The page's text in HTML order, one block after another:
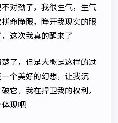
对劲了，我很生气，生气
命睁眼，睁开我现实的眼
这次我真的醒来了
了，但是大概是这样的过
个美好的幻想，让我沉
它，我在捍卫我的权利，
现吧